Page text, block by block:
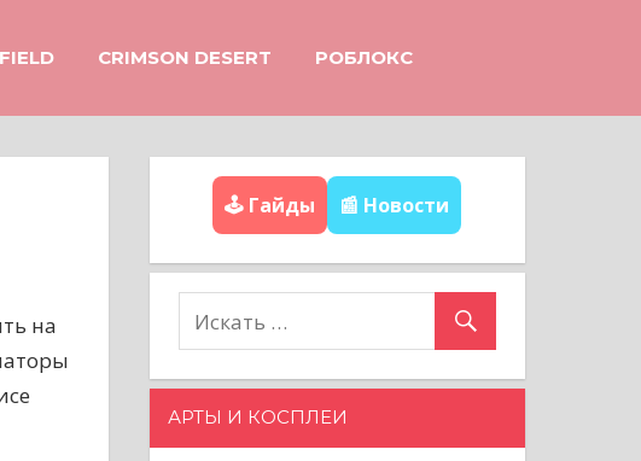
CRIMSON DESERT РОБЛОКС
на
🕹️ Гайды 📰 Новости
АРТЫ И КОСПЛЕИ